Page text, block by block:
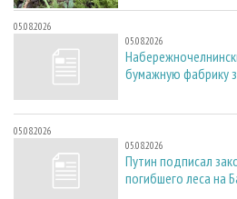
05.08.2026
05.08.2026
бумажную фабрику
05.08.2026
05.08.2026
Путин подписал
погибшего леса на